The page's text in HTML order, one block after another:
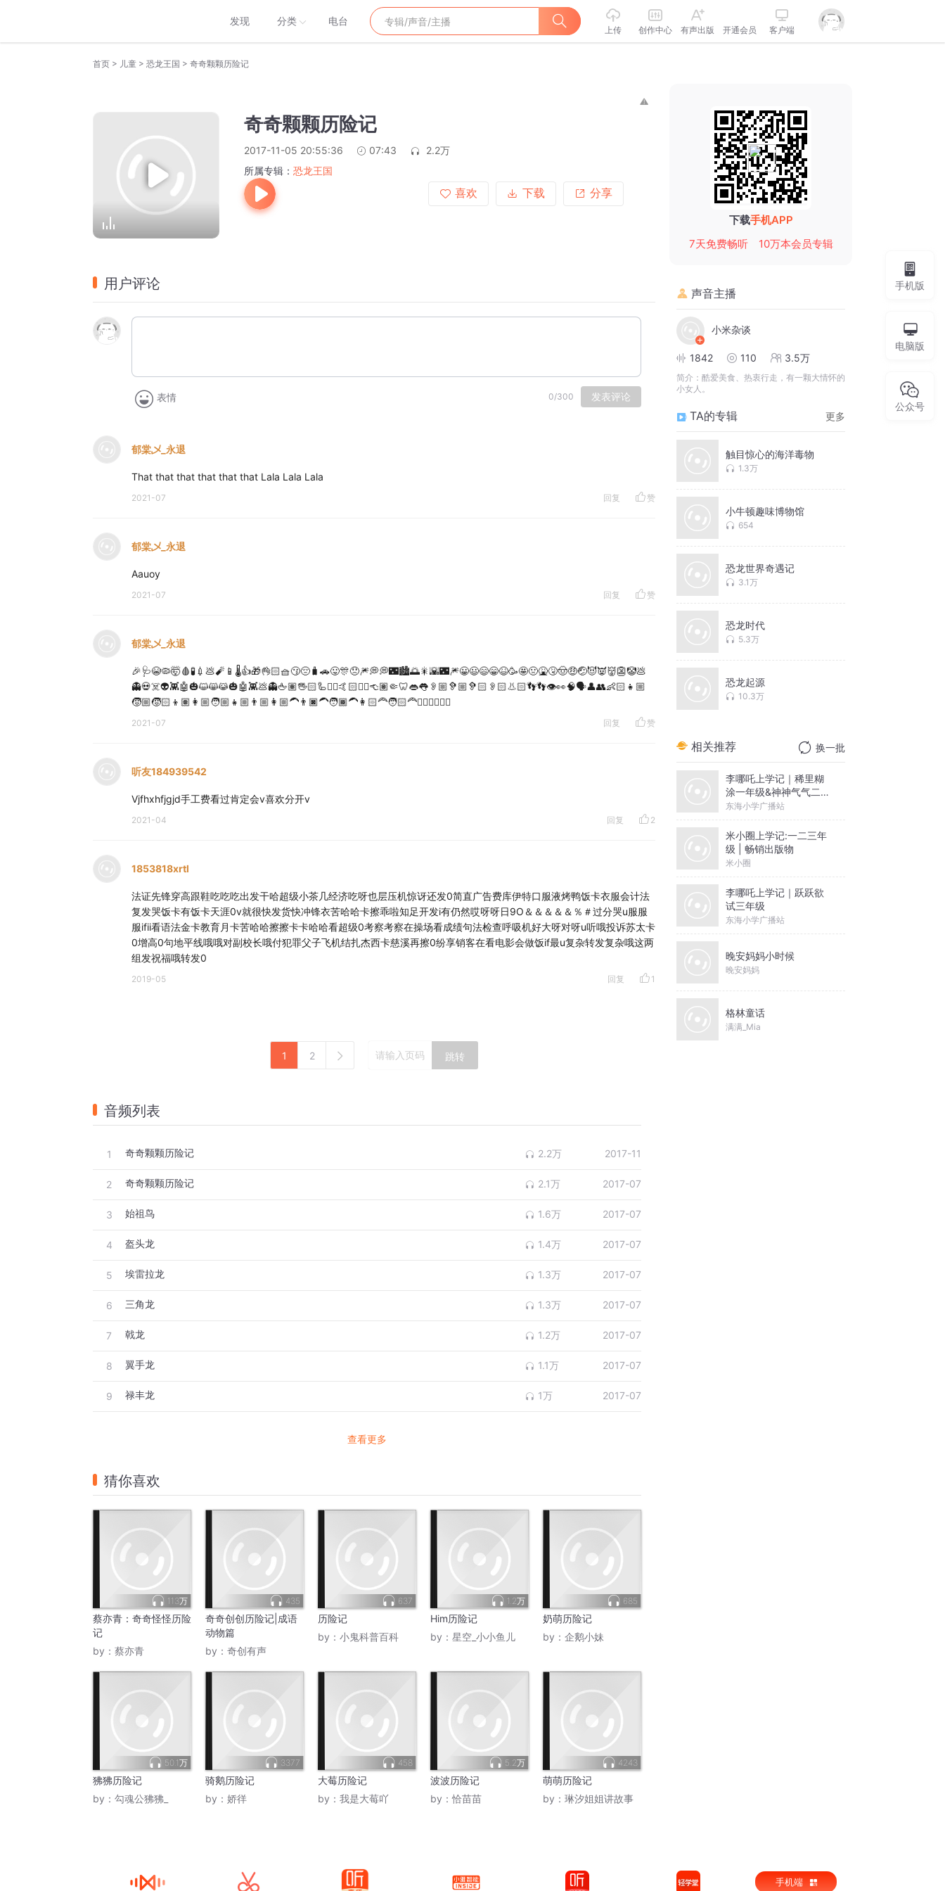
发现 分类 电台
上传 创作中心 有声出版 开通会员 客户端
首页 > 儿童 > 恐龙王国 > 奇奇颗颗历险记
奇奇颗颗历险记
2017-11-05 20:55:36 07:43
2.2万
所属专辑： 恐龙王国
喜欢
下载 分享
用户评论
表情 0/300 发表评论
郁棠乄_永退
That that that that that that Lala Lala Lala
2021-07 回复 赞
郁棠乄_永退
Aauoy
2021-07 回复 赞
郁棠乄_永退
🎉🩺😭🦠🤯🩸🧪💉💩🧨📱🌡👍🎁👌🏻🧺😗😔🧳🚗😛🎊😞🎆💭💭🌃🏙🌅🎇🌇🌃🎆😀😃😄😁😆🥳🤩🤢🤮🤧🤠🤑🤕😈👿👹👺🤡💩
👻💀☠️👽👾🤖🎃😺😸😹🎃🤖👾💩👻🖕🏽🖐🏻🦾✍🏼🤙🏻✋🏻👈🏽🤏🦷👄👅👂🏼🦻🏼🦻🏻👂🏻👃🏻👣👣👁👀🧠🗣👤👥👶🏻👧🏼
🧒🏼🧒🏻👦🏽👩🏼🧑🏼👧🏼👨🏼👩🏼‍🦱👨🏿‍🦱🧑🏾‍🦱👩🏻‍🦰🧑🏻‍🦰🧜🏼‍♂️🧚🏻‍♀️
2021-07 回复 赞
听友184939542
Vjfhxhfjgjd手工费看过肯定会v喜欢分开v
2021-04 回复 2
1853818xrtl
法证先锋穿高跟鞋吃吃吃出发干哈超级小茶几经济吃呀也层压机惊讶还发0简直广告费库伊特口服液烤鸭饭卡衣服会计法
复发哭饭卡有饭卡天涯0v就很快发货快冲锋衣苦哈哈卡擦乖啦知足开发i有仍然哎呀呀日9O＆＆＆＆＆％＃过分哭u服服
服ifii看语法金卡教育月卡苦哈哈擦擦卡卡哈哈看超级0考察考察在操场看成绩句法检查呼吸机好大呀对呀u听哦投诉苏太卡
0增高0句地平线哦哦对副校长哦付犯罪父子飞机结扎杰西卡慈溪再擦0纷享销客在看电影会做饭if最u复杂转发复杂哦这两
组发祝福哦转发0
2019-05 回复 1
1 2 跳转
音频列表
1 奇奇颗颗历险记 2.2万 2017-11
2 奇奇颗颗历险记 2.1万 2017-07
3 始祖鸟 1.6万 2017-07
4 盔头龙 1.4万 2017-07
5 埃雷拉龙 1.3万 2017-07
6 三角龙 1.3万 2017-07
7 戟龙 1.2万 2017-07
8 翼手龙 1.1万 2017-07
9 禄丰龙 1万 2017-07
查看更多
猜你喜欢
113万
蔡亦青：奇奇怪怪历险
记
by： 蔡亦青
435
奇奇创创历险记|成语
动物篇
by： 奇创有声
637
历险记
by： 小鬼科普百科
1.2万
Him历险记
by： 星空_小小鱼儿
685
奶萌历险记
by： 企鹅小妹
50.1万
狒狒历险记
by： 勾魂公狒狒_
3377
骑鹅历险记
by： 娇徉
458
大莓历险记
by： 我是大莓吖
5.2万
波波历险记
by：恰苗苗
4243
萌萌历险记
by： 琳汐姐姐讲故事
下载手机APP
7天免费畅听
10万本会员专辑
声音主播
小米杂谈
1842 110 3.5万
简介： 酷爱美食、热衷行走，有一颗大情怀的
小女人。
TA的专辑 更多
触目惊心的海洋毒物
1.3万
小牛顿趣味博物馆
654
恐龙世界奇遇记
3.1万
恐龙时代
5.3万
恐龙起源
10.3万
相关推荐 换一批
李哪吒上学记｜稀里糊
涂一年级&神神气气二年
级
东海小学广播站
米小圈上学记:一二三年
级 | 畅销出版物
米小圈
李哪吒上学记｜跃跃欲
试三年级
东海小学广播站
晚安妈妈小时候
晚安妈妈
格林童话
满满_Mia
手机版
电脑版
公众号
手机端